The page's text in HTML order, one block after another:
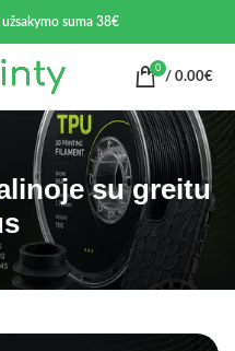
suma 38€
0
/ 0.00€
su greitu